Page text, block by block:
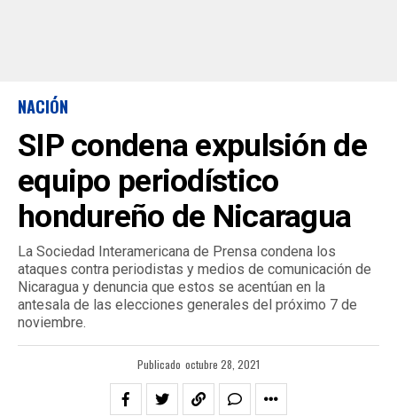
NACIÓN
SIP condena expulsión de
equipo periodístico
hondureño de Nicaragua
La Sociedad Interamericana de Prensa condena los
ataques contra periodistas y medios de comunicación de
Nicaragua y denuncia que estos se acentúan en la
antesala de las elecciones generales del próximo 7 de
noviembre.
Publicado octubre 28, 2021